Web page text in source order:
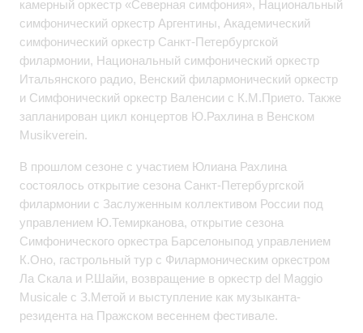
камерный оркестр «Северная симфония», Национальный
симфонический оркестр Аргентины, Академический
симфонический оркестр Санкт-Петербургской
филармонии, Национальный симфонический оркестр
Итальянского радио, Венский филармонический оркестр
и Симфонический оркестр Валенсии с К.М.Прието. Также
запланирован цикл концертов Ю.Рахлина в Венском
Musikverein.
В прошлом сезоне с участием Юлиана Рахлина
состоялось открытие сезона Санкт-Петербургской
филармонии с Заслуженным коллективом России под
управлением Ю.Темирканова, открытие сезона
Симфонического оркестра Барселоныпод управлением
К.Оно, гастрольный тур с Филармоническим оркестром
Ла Скала и Р.Шайи, возвращение в оркестр del Maggio
Musicale с З.Метой и выступление как музыканта-
резидента на Пражском весеннем фестивале.